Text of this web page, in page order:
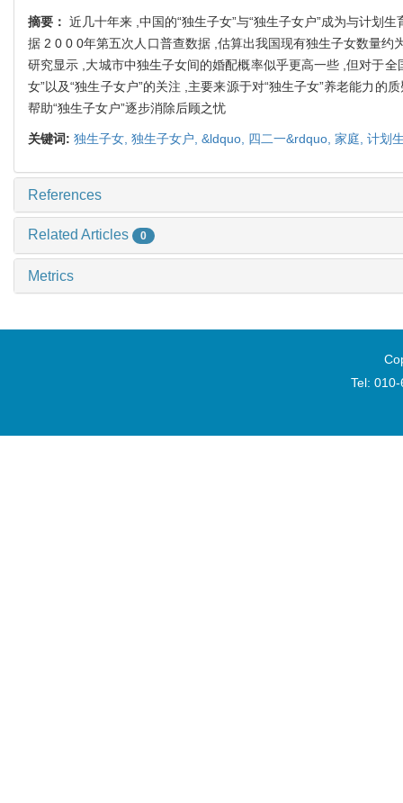
摘要： 近几十年来 ,中国的“独生子女”与“独生子女户”成为与计划
据 2 0 0 0年第五次人口普查数据 ,估算出我国现有独生子女数量
研究显示 ,大城市中独生子女间的婚配概率似乎更高一些 ,但对于
女”以及“独生子女户”的关注 ,主要来源于对“独生子女”养老能力的
帮助“独生子女户”逐步消除后顾之忧
关键词: 独生子女, 独生子女户, &ldquo, 四二一&rdquo, 家庭, 计划
References
Related Articles 0
Metrics
Tel: